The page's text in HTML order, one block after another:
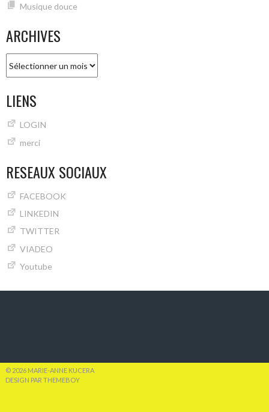
Musique douce
ARCHIVES
LIENS
LOGIN
merci
RESEAUX SOCIAUX
FACEBOOK
LINKEDIN
TWITTER
VIADEO
Youtube
© 2026 MARIE-ANNE KUCERA
DESIGN PAR THEMEBOY